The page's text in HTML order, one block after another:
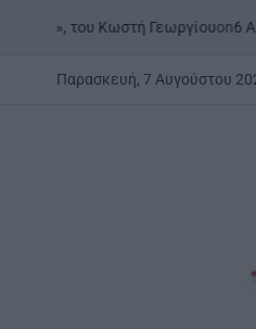
Γεωργίουon6 Αυγούστου
Παρασκευή, 7 Αυγούστου